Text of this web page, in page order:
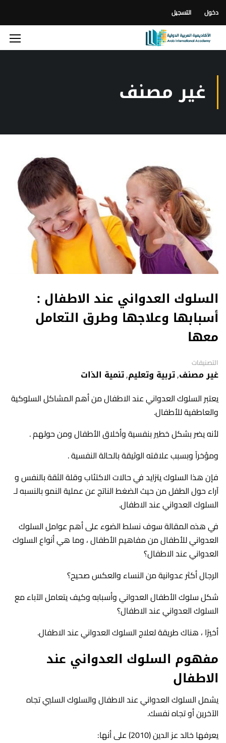
دخول التسجيل
غير مصنف
السلوك العدواني عند الاطفال :
أسبابها وعلاجها وطرق التعامل
معها
التصنيفات
غير مصنف,تربية وتعليم,تنمية الذات
يعتبر السلوك العدواني عند الاطفال من أهم المشاكل السلوكية
والعاطفية للأطفال.
لأنه يضر بشكل خطير بنفسية وأخلاق الأطفال ومن حولهم .
ومؤخراً وبسبب علاقته الوثيقة بالحالة النفسية .
فإن هذا السلوك يتزايد في حالات الاكتئاب وقلة الثقة بالنفس و
آراء حول الطفل من حيث الضغط الناتج عن عملية النمو بالنسبه لـ
السلوك العدواني عند الاطفال.
في هذه المقالة سوف نسلط الضوء على أهم عوامل السلوك
العدواني للأطفال من مفاهيم الأطفال ، وما هي أنواع السلوك
العدواني عند الاطفال؟
الرجال أكثر عدوانية من النساء والعكس صحيح؟
شكل سلوك الأطفال العدواني وأسبابه وكيف يتعامل الآباء مع
السلوك العدواني عند الاطفال؟
أخيرًا ، هناك طريقة لعلاج السلوك العدواني عند الاطفال.
مفهوم السلوك العدواني عند
الاطفال
يشمل السلوك العدواني عند الاطفال والسلوك السلبي تجاه
الآخرين أو تجاه نفسك.
يعرفها خالد عز الدين (2010) على أنها: